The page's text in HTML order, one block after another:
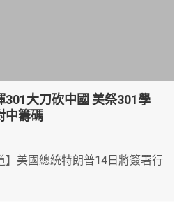
301大刀砍中國 美祭301學
中籌碼
】美國總統特朗普14日將簽署行